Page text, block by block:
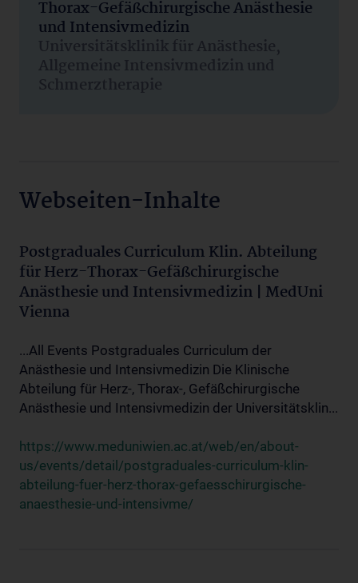
Thorax-Gefäßchirurgische Anästhesie
und Intensivmedizin
Universitätsklinik für Anästhesie,
Allgemeine Intensivmedizin und
Schmerztherapie
Webseiten-Inhalte
Postgraduales Curriculum Klin. Abteilung
für Herz-Thorax-Gefäßchirurgische
Anästhesie und Intensivmedizin | MedUni
Vienna
...All Events Postgraduales Curriculum der
Anästhesie und Intensivmedizin Die Klinische
Abteilung für Herz-, Thorax-, Gefäßchirurgische
Anästhesie und Intensivmedizin der Universitätsklin...
https://www.meduniwien.ac.at/web/en/about-
us/events/detail/postgraduales-curriculum-klin-
abteilung-fuer-herz-thorax-gefaesschirurgische-
anaesthesie-und-intensivme/